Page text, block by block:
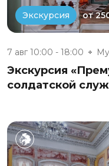
Экскурсия от
7 авг 10:00 - 18:00
Экскурсия
солдатской